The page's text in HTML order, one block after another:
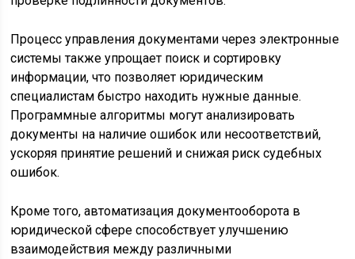
Процесс управления документами через электронные
системы также упрощает поиск и сортировку
информации, что позволяет юридическим
специалистам быстро находить нужные данные.
Программные алгоритмы могут анализировать
документы на наличие ошибок или несоответствий,
ускоряя принятие решений и снижая риск судебных
ошибок.
Кроме того, автоматизация документооборота в
юридической сфере способствует улучшению
взаимодействия между различными